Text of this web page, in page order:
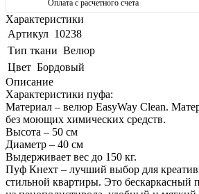
Оплата с расчетного счета
Характеристики
Артикул 10238
Тип ткани Велюр
Цвет Бордовый
Описание
Характеристики пуфа:
Материал – велюр EasyWay Clean.
без моющих химических средств.
Высота – 50 см
Диаметр – 40 см
Выдерживает вес до 150 кг.
Пуф Кнехт – лучший выбор для
стильной квартиры. Это бескаркасный